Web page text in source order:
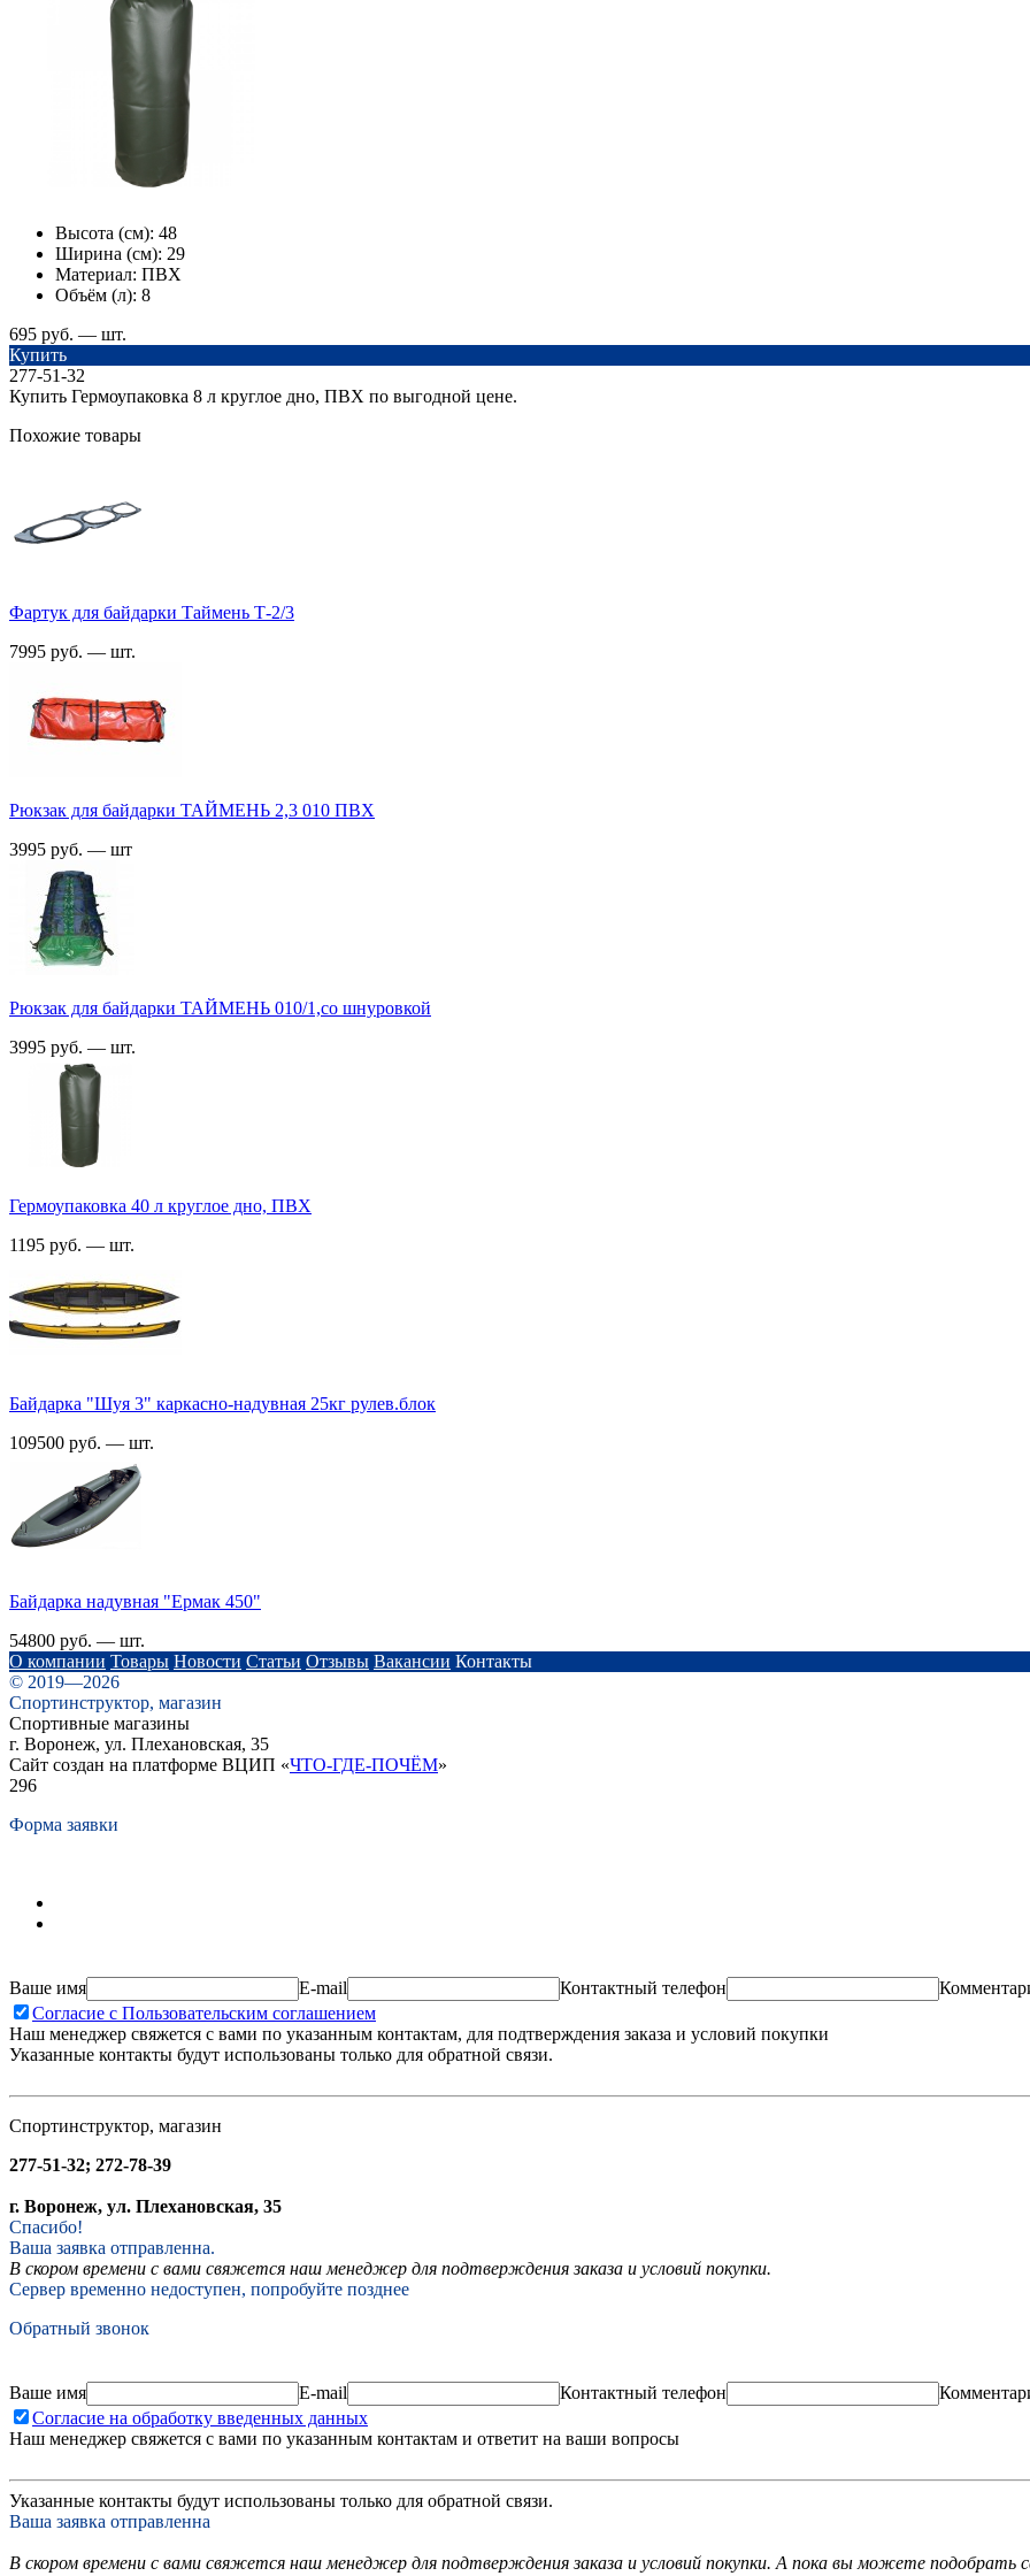
Высота (см): 48
Ширина (см): 29
Материал: ПВХ
Объём (л): 8
695 руб. — шт.
Купить
277-51-32
Купить Гермоупаковка 8 л круглое дно, ПВХ по выгодной цене.
Похожие товары
Фартук для байдарки Таймень Т-2/3
7995 руб. — шт.
Рюкзак для байдарки ТАЙМЕНЬ 2,3 010 ПВХ
3995 руб. — шт
Рюкзак для байдарки ТАЙМЕНЬ 010/1,со шнуровкой
3995 руб. — шт.
Гермоупаковка 40 л круглое дно, ПВХ
1195 руб. — шт.
Байдарка "Шуя 3" каркасно-надувная 25кг рулев.блок
109500 руб. — шт.
Байдарка надувная "Ермак 450"
54800 руб. — шт.
О компании Товары Новости Статьи Отзывы Вакансии Контакты
© 2019—2026
Спортинструктор, магазин
Спортивные магазины
г. Воронеж, ул. Плехановская, 35
Сайт создан на платформе ВЦИП «ЧТО-ГДЕ-ПОЧЁМ»
296
Форма заявки
Ваше имя E-mail Контактный телефон
Согласие с Пользовательским соглашением
Наш менеджер свяжется с вами по указанным контактам, для подтверждения заказа и условий покупки
Указанные контакты будут использованы только для обратной связи.
Спортинструктор, магазин
277-51-32; 272-78-39
г. Воронеж, ул. Плехановская, 35
Спасибо!
Ваша заявка отправленна.
В скором времени с вами свяжется наш менеджер для подтверждения заказа и условий покупки.
Сервер временно недоступен, попробуйте позднее
Обратный звонок
Ваше имя E-mail Контактный телефон
Согласие на обработку введенных данных
Наш менеджер свяжется с вами по указанным контактам и ответит на ваши вопросы
Указанные контакты будут использованы только для обратной связи.
Ваша заявка отправленна
В скором времени с вами свяжется наш менеджер для подтверждения заказа и условий покупки. А пока вы можете подобрать